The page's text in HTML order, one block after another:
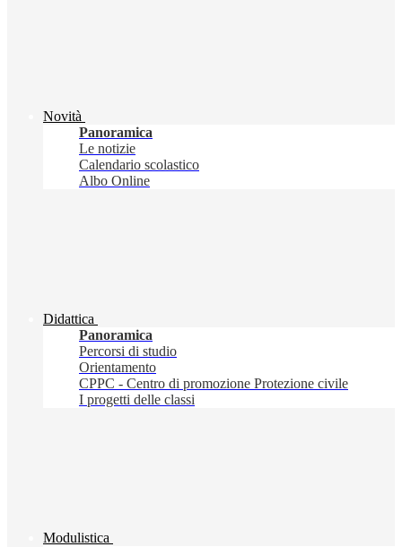
Novità
Panoramica
Le notizie
Calendario scolastico
Albo Online
Didattica
Panoramica
Percorsi di studio
Orientamento
CPPC - Centro di promozione Protezione civile
I progetti delle classi
Modulistica